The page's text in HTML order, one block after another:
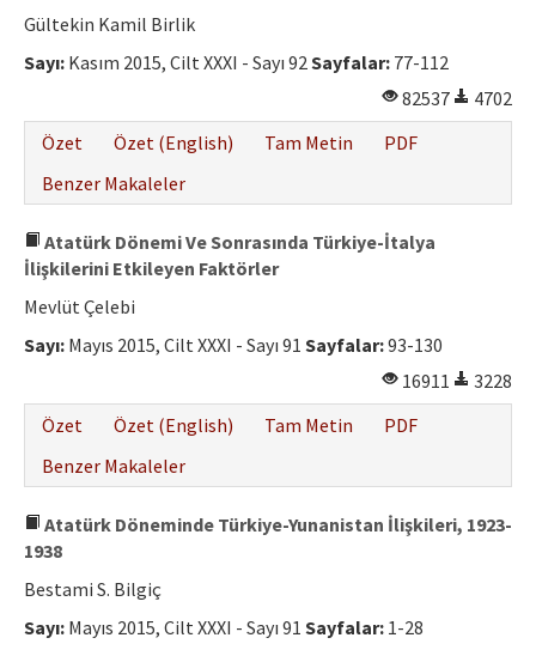
Gültekin Kamil Birlik
Sayı: Kasım 2015, Cilt XXXI - Sayı 92Sayfalar: 77-112
82537
4702
Özet
Özet (English) Tam Metin
PDF
Benzer Makaleler
Atatürk Dönemi Ve Sonrasında Türkiye-İtalya
İlişkilerini Etkileyen Faktörler
Mevlüt Çelebi
Sayı: Mayıs 2015, Cilt XXXI - Sayı 91 Sayfalar:93-130
16911
3228
Özet
Özet (English) Tam Metin
PDF
Benzer Makaleler
Atatürk Döneminde Türkiye-Yunanistan İlişkileri, 1923-
1938
Bestami S. Bilgiç
Sayı: Mayıs 2015, Cilt XXXI - Sayı 91 Sayfalar: 1-28